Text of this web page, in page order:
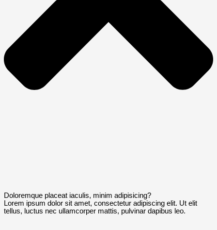
Doloremque placeat iaculis, minim adipisicing?
Lorem ipsum dolor sit amet, consectetur adipiscing elit. Ut elit
tellus, luctus nec ullamcorper mattis, pulvinar dapibus leo.